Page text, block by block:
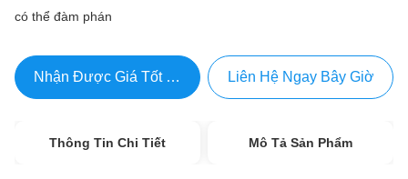
có thể đàm phán
Nhận Được Giá Tốt Nhất Liên Hệ Ngay Bây Giờ
Thông Tin Chi Tiết Mô Tả Sản Phẩm